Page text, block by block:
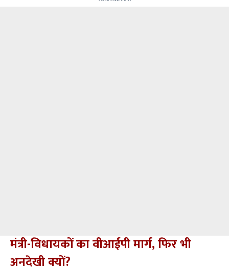
मंत्री-विधायकों का वीआईपी मार्ग, फिर भी
अनदेखी क्यों?